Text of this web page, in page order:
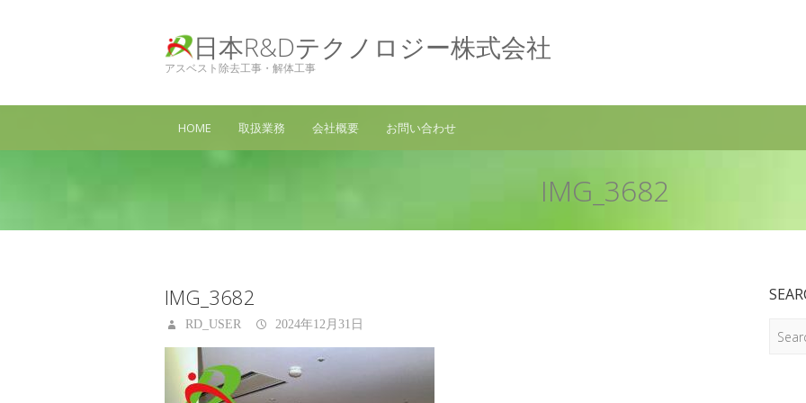
日本R&Dテクノロジー株式会社
アスベスト除去工事・解体工事
HOME 取扱業務 会社概要 お問い合わせ
IMG_3682
IMG_3682
RD_USER 2024年12月31日